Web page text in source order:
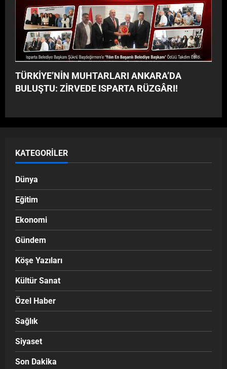
TÜRKİYE’NİN MUHTARLARI ANKARA’DA
BULUŞTU: ZİRVEDE ISPARTA RÜZGÂRI!
KATEGORILER
Dünya
Eğitim
Ekonomi
Gündem
Köşe Yazıları
Kültür Sanat
Özel Haber
Sağlık
Siyaset
Son Dakika